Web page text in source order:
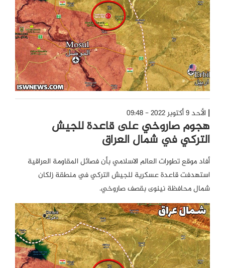
الأحد 9 أكتوبر 2022 - 09:48
هجوم صاروخي على قاعدة للجيش
التركي في شمال العراق
أفاد موقع تطورات العالم الاسلامي بأن فصائل المقاومة العراقية
استهدفت قاعدة عسكرية للجيش التركي في منطقة زلكان
شمال محافظة نينوى بقصف صاروخي.